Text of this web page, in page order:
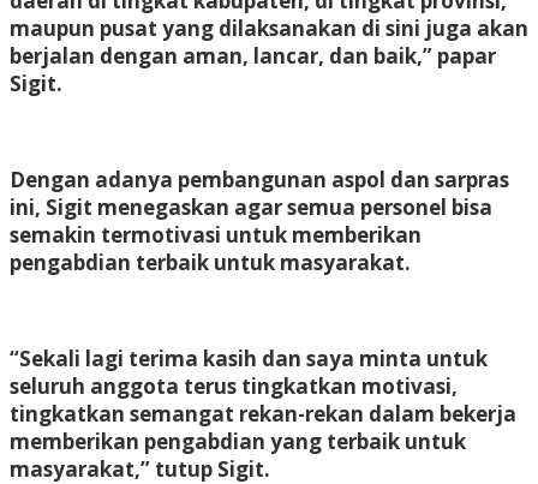
maupun pusat yang dilaksanakan di sini juga akan
berjalan dengan aman, lancar, dan baik,” papar
Sigit.
Dengan adanya pembangunan aspol dan sarpras
ini, Sigit menegaskan agar semua personel bisa
semakin termotivasi untuk memberikan
pengabdian terbaik untuk masyarakat.
“Sekali lagi terima kasih dan saya minta untuk
seluruh anggota terus tingkatkan motivasi,
tingkatkan semangat rekan-rekan dalam bekerja
memberikan pengabdian yang terbaik untuk
masyarakat,” tutup Sigit.